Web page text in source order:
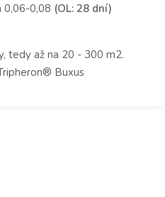
0,06-0,08 (OL: 28 dní)
tedy až na 20 - 300 m2.
Buxus